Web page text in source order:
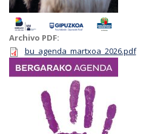
Archivo PDF:
bu_agenda_martxoa_2026.pdf